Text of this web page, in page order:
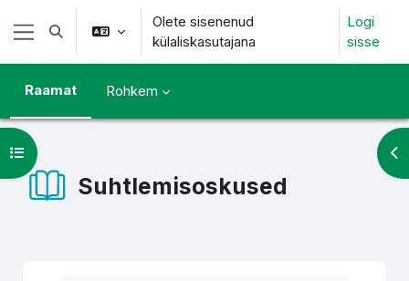
Jäta vahele peasisuni
Küljepaneel
Lülitab otsingu sisendi
Olete sisenenud
külaliskasutajana
Logi
sisse
Raamat Rohkem
Suhtlemisoskused
Ava kursuse sisukord